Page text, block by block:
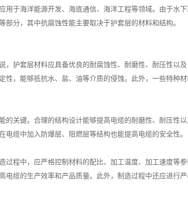
用于海洋能源开发、海底通信、海洋工程等领域。由于水
分，其中抗腐蚀性能主要取决于护套层的材料和结构。
护套层材料应具备优良的耐腐蚀性、耐磨性、耐压性以
，能够抵抗水、盐、油等介质的侵蚀。此外，一些特种
的关键。合理的结构设计能够提高电缆的耐磨性、耐压性
缆中加入防爆层、阻燃层等结构也能提高电缆的安全性。
过程中，应严格控制材料的配比、加工温度、加工速度等
缆的生产效率和产品质量。此外，制造过程中还应进行